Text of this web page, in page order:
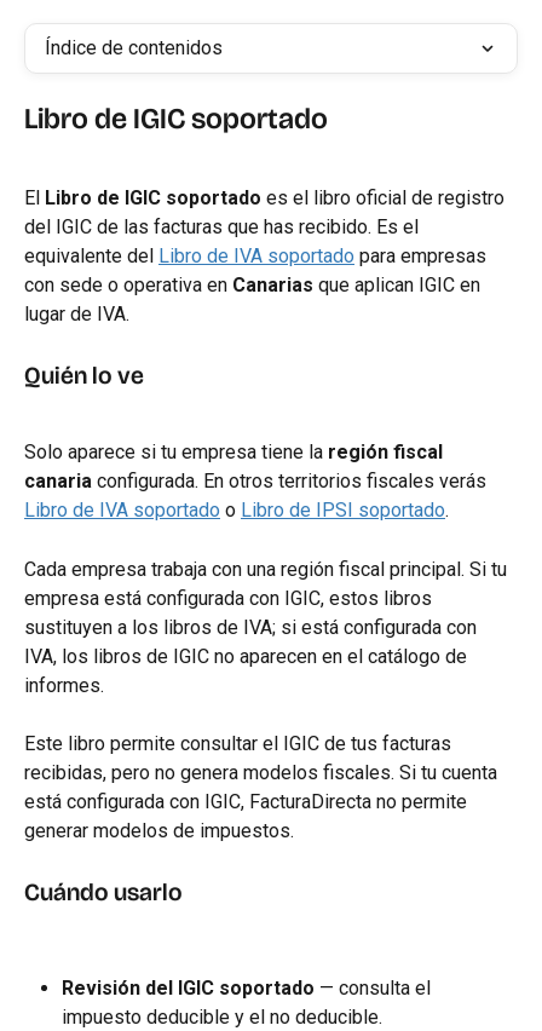
Índice de contenidos
Libro de IGIC soportado
El Libro de IGIC soportado es el libro oficial de registro
del IGIC de las facturas que has recibido. Es el
equivalente del Libro de IVA soportado para empresas
con sede o operativa en Canarias que aplican IGIC en
lugar de IVA.
Quién lo ve
Solo aparece si tu empresa tiene la región fiscal
canaria configurada. En otros territorios fiscales verás
Libro de IVA soportado o Libro de IPSI soportado.
Cada empresa trabaja con una región fiscal principal. Si tu
empresa está configurada con IGIC, estos libros
sustituyen a los libros de IVA; si está configurada con
IVA, los libros de IGIC no aparecen en el catálogo de
informes.
Este libro permite consultar el IGIC de tus facturas
recibidas, pero no genera modelos fiscales. Si tu cuenta
está configurada con IGIC, FacturaDirecta no permite
generar modelos de impuestos.
Cuándo usarlo
Revisión del IGIC soportado — consulta el
impuesto deducible y el no deducible.